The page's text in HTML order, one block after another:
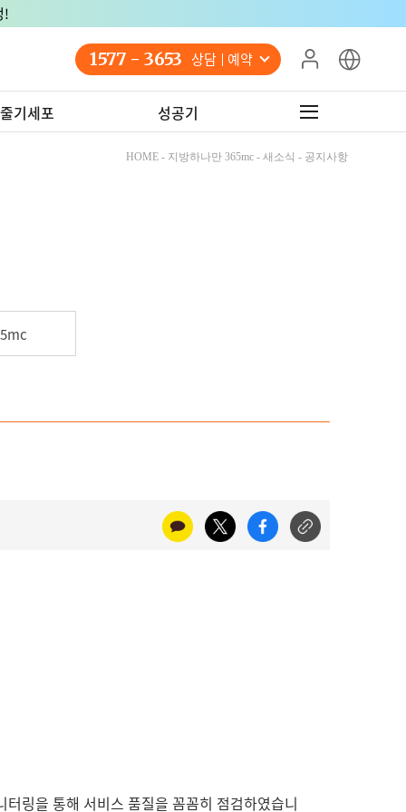
!
1577 - 3653 상담 예약
기세포 성공기
HOME - 지방하나만 365mc - 새소식 - 공지사항
링을 통해 서비스 품질을 꼼꼼히 점검하였습니